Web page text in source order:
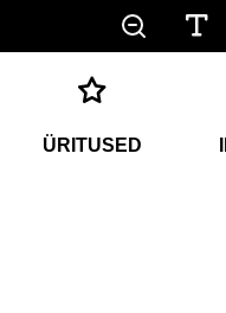
ÜRITUSED